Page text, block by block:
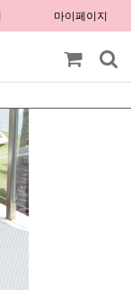
마이페이지